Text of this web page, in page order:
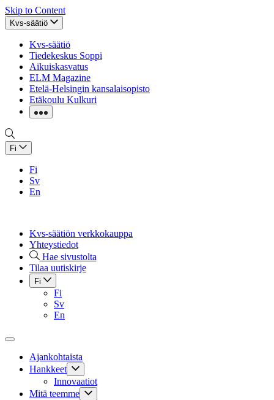
Skip to Content
Kvs-säätiö
Kvs-säätiö
Tiedekeskus Soppi
Aikuiskasvatus
ELM Magazine
Etelä-Helsingin kansalaisopisto
Etäkoulu Kulkuri
Fi
Fi
Sv
En
Kvs-säätiön verkkokauppa
Yhteystiedot
Hae sivustolta
Tilaa uutiskirje
Fi
Fi
Sv
En
Ajankohtaista
Hankkeet
Innovaatiot
Mitä teemme